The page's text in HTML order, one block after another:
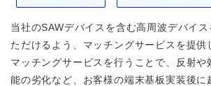
当社のSAWデバイスを含む高周波デバイ
ただけるよう、マッチングサービスを提供
マッチングサービスを行うことで、反射や
能の劣化など、お客様の端末基板実装後に